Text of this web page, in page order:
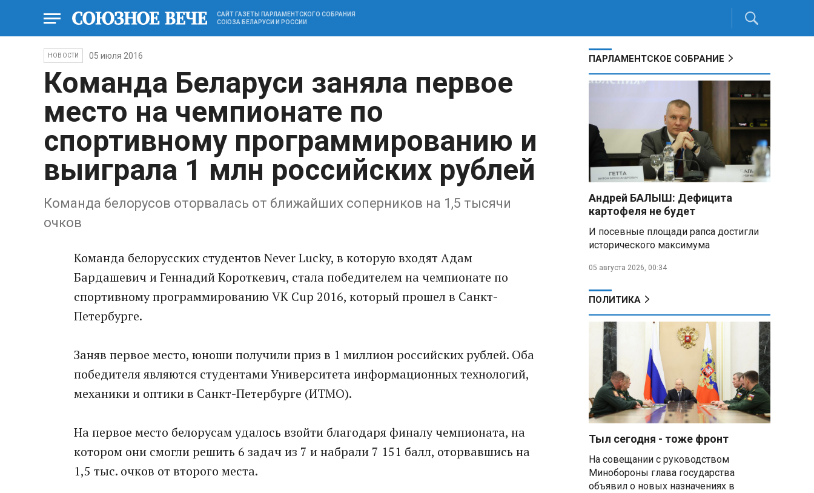
САЙТ ГАЗЕТЫ ПАРЛАМЕНТСКОГО СОБРАНИЯ
СОЮЗА БЕЛАРУСИ И РОССИИ
НОВОСТИ 05 июля 2016
Команда Беларуси заняла первое
место на чемпионате по
спортивному программированию и
выиграла 1 млн российских рублей
Команда белорусов оторвалась от ближайших соперников на 1,5 тысячи
очков
Команда белорусских студентов Never Lucky, в которую входят Адам
Бардашевич и Геннадий Короткевич, стала победителем на чемпионате по
спортивному программированию VK Cup 2016, который прошел в Санкт-
Петербурге.
Заняв первое место, юноши получили приз в 1 миллион российских рублей. Оба
победителя являются студентами Университета информационных технологий,
механики и оптики в Санкт-Петербурге (ИТМО).
На первое место белорусам удалось взойти благодаря финалу чемпионата, на
котором они смогли решить 6 задач из 7 и набрали 7 151 балл, оторвавшись на
1,5 тыс. очков от второго места.
ПАРЛАМЕНТСКОЕ СОБРАНИЕ
Андрей БАЛЫШ: Дефицита
картофеля не будет
И посевные площади рапса достигли
исторического максимума
05 августа 2026, 00:34
ПОЛИТИКА
Тыл сегодня - тоже фронт
На совещании с руководством
Минобороны глава государства
объявил о новых назначениях в